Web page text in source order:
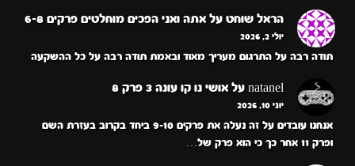
הראל שוחט על אתה ואני הפכים מוחלטים פרקים 6-8
יולי 2, 2026
תודה רבה על התרגום מעריך מאוד ובאמת תודה רבה על כל ההשקעה
natanel על אושי נו קו עונה 3 פרק 8
יוני 10, 2026
אנחנו עובדים על זה נעלה את פרקים 9-10 ביחד בקרוב בעזרת השם
ופרק 11 אחר כך כי הוא פרק של…